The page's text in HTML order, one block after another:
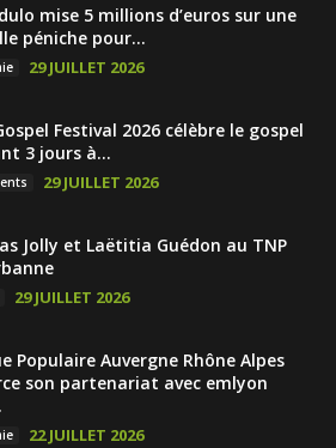
mise 5 millions d’euros sur une
péniche pour...
29 JUILLET 2026
Festival 2026 célèbre le gospel
3 jours à...
29 JUILLET 2026
Jolly et Laëtitia Guédon au TNP
29 JUILLET 2026
Populaire Auvergne Rhône Alpes
son partenariat avec emlyon
22 JUILLET 2026